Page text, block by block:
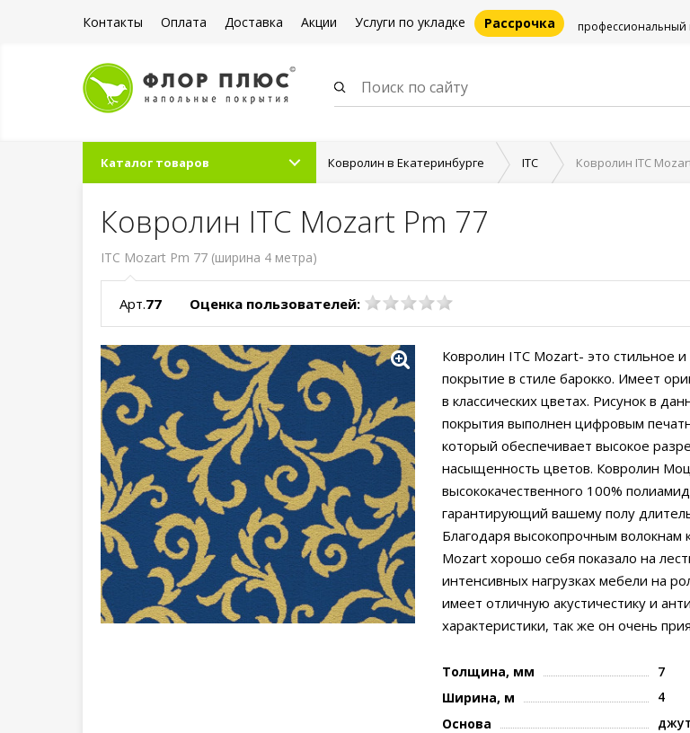
Контакты Оплата Доставка Акции Услуги по укладке Рассрочка профессиональный
Каталог товаров Ковролин в Екатеринбурге ITC Ковролин ITC
Ковролин ITC Mozart Pm 77
ITC Mozart Pm 77 (ширина 4 метра)
Арт.77 Оценка пользователей:
Ковролин ITC Mozart- это стильное
покрытие в стиле барокко. Имеет
в классических цветах. Рисунок в
покрытия выполнен цифровым
который обеспечивает высокое
насыщенность цветов. Ковролин
высококачественного 100%
гарантирующий вашему полу
Благодаря высокопрочным волокнам
Mozart хорошо себя показало на
интенсивных нагрузках мебели на
имеет отличную акустичестику и
характеристики, так же он очень
Толщина, мм
7
Ширина, м
4
Основа